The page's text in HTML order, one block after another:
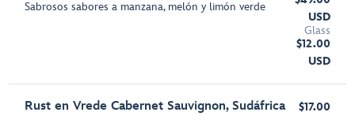
Sabrosos sabores a manzana, melón y limón verde
USD
Glass
$12.00
USD
Rust en Vrede Cabernet Sauvignon, Sudáfrica
$17.00